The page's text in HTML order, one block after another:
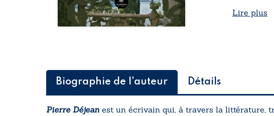
Lire plus
Biographie de l'auteur Détails
Pierre Déjean est un écrivain qui, à travers la littérature,